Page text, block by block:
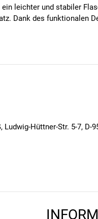
ein leichter und stabiler
Dank des funktionalen
High Performance
Ludwig-Hüttner-Str. 5-7,